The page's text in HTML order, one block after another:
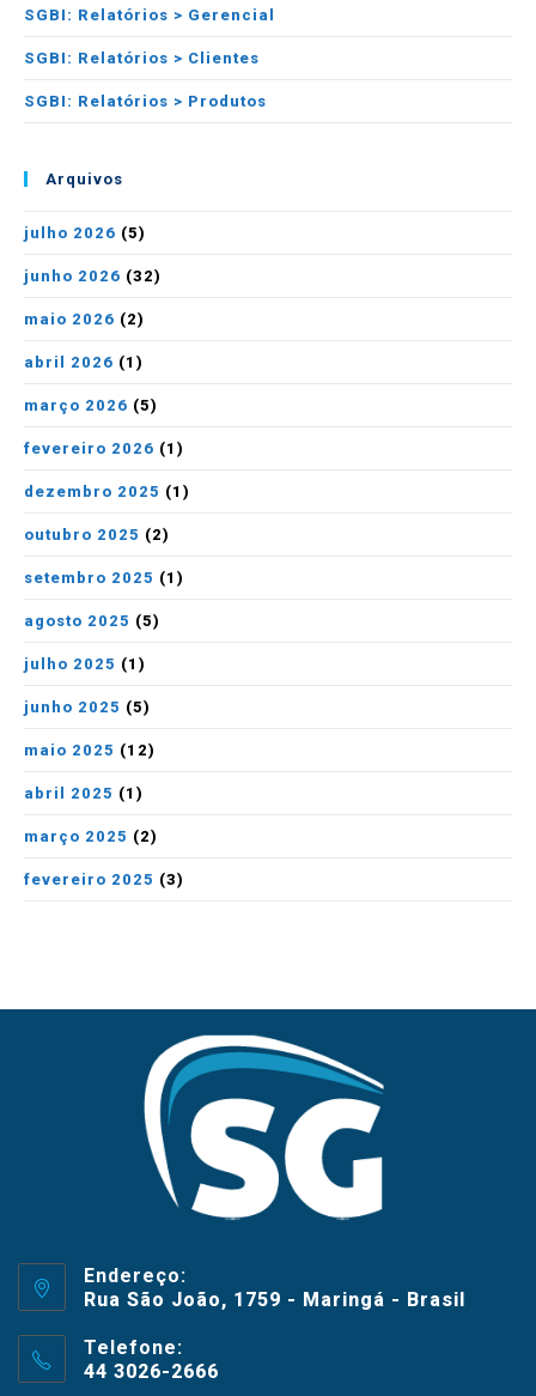
SGBI: Relatórios > Gerencial
SGBI: Relatórios > Clientes
SGBI: Relatórios > Produtos
Arquivos
julho 2026 (5)
junho 2026 (32)
maio 2026 (2)
abril 2026 (1)
março 2026 (5)
fevereiro 2026 (1)
dezembro 2025 (1)
outubro 2025 (2)
setembro 2025 (1)
agosto 2025 (5)
julho 2025 (1)
junho 2025 (5)
maio 2025 (12)
abril 2025 (1)
março 2025 (2)
fevereiro 2025 (3)
Endereço:
Rua São João, 1759 - Maringá - Brasil
Telefone:
44 3026-2666